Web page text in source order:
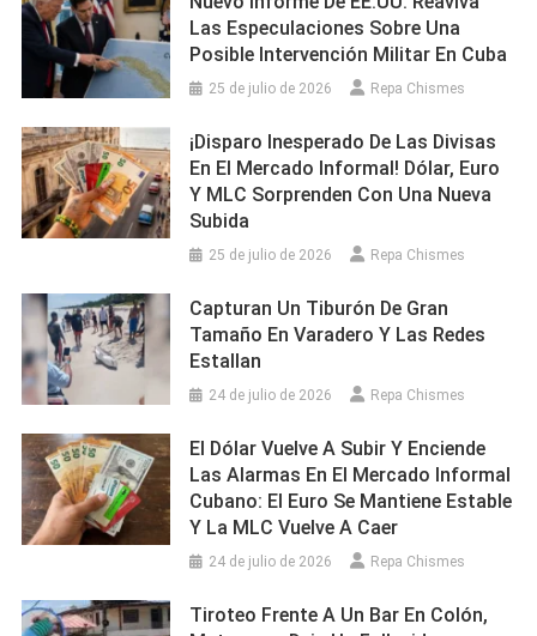
Las Especulaciones Sobre Una
Posible Intervención Militar En Cuba
25 de julio de 2026 Repa Chismes
¡Disparo Inesperado De Las Divisas
En El Mercado Informal! Dólar, Euro
Y MLC Sorprenden Con Una Nueva
Subida
25 de julio de 2026 Repa Chismes
Capturan Un Tiburón De Gran
Tamaño En Varadero Y Las Redes
Estallan
24 de julio de 2026 Repa Chismes
El Dólar Vuelve A Subir Y Enciende
Las Alarmas En El Mercado Informal
Cubano: El Euro Se Mantiene Estable
Y La MLC Vuelve A Caer
24 de julio de 2026 Repa Chismes
Tiroteo Frente A Un Bar En Colón,